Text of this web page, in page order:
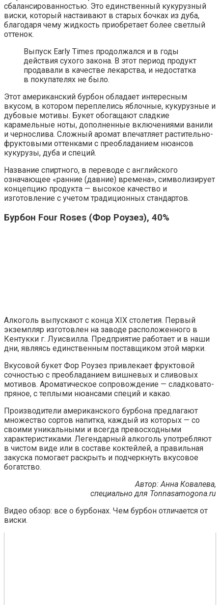
сбалансированностью. Это единственный кукурузный
виски, который настаивают в старых бочках из дуба,
благодаря чему жидкость приобретает более светлый
оттенок.
Выпуск Early Times продолжался и в годы
действия сухого закона. В этот период продукт
продавали в качестве лекарства, и недостатка
в покупателях не было.
Этот американский бурбон обладает интересным
вкусом, в котором переплелись яблочные, кукурузные и
дубовые мотивы. Букет обогащают сладкие
карамельные ноты, дополненные включениями ванили
и чернослива. Сложный аромат впечатляет растительно-
фруктовыми оттенками с преобладанием нюансов
кукурузы, дуба и специй.
Название спиртного, в переводе с английского
означающее «ранние (давние) времена», символизирует
концепцию продукта — высокое качество и
изготовление с учетом традиционных стандартов.
Бурбон Four Roses (Фор Роузез), 40%
Алкоголь выпускают с конца XIX столетия. Первый
экземпляр изготовлен на заводе расположенного в
Кентукки г. Луисвилла. Предприятие работает и в наши
дни, являясь единственным поставщиком этой марки.
Вкусовой букет Фор Роузез привлекает фруктовой
сочностью с преобладанием вишневых и сливовых
мотивов. Ароматическое сопровождение — сладковато-
пряное, с теплыми нюансами специй и какао.
Производители американского бурбона предлагают
множество сортов напитка, каждый из которых — со
своими уникальными и всегда превосходными
характеристиками. Легендарный алкоголь употребляют
в чистом виде или в составе коктейлей, а правильная
закуска помогает раскрыть и подчеркнуть вкусовое
богатство.
Автор: Анна Ковалева,
специально для Tonnasamogona.ru
Видео обзор: все о бурбонах. Чем бурбон отличается от
виски.